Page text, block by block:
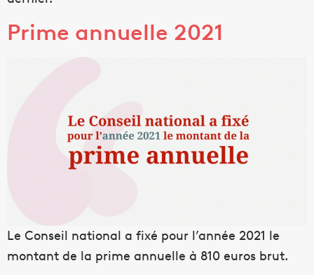
Prime annuelle 2021
Le Conseil national a fixé pour l’année 2021 le
montant de la prime annuelle à 810 euros brut.